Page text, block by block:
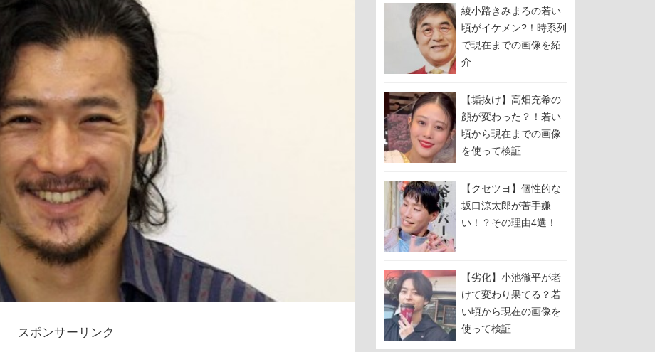
スポンサーリンク
綾小路きみまろの若い
頃がイケメン?！時系列
で現在までの画像を紹
介
【垢抜け】高畑充希の
顔が変わった？！若い
頃から現在までの画像
を使って検証
【クセツヨ】個性的な
坂口涼太郎が苦手嫌
い！？その理由4選！
【劣化】小池徹平が老
けて変わり果てる？若
い頃から現在の画像を
使って検証